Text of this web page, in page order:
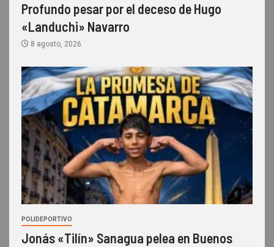
Profundo pesar por el deceso de Hugo
«Landuchi» Navarro
8 agosto, 2026
POLIDEPORTIVO
Jonás «Tilín» Sanagua pelea en Buenos